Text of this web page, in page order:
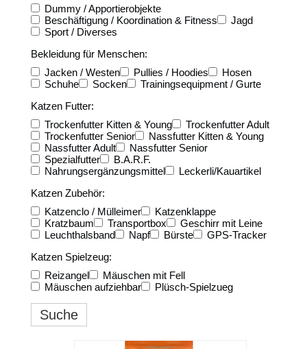
Dummy / Apportierobjekte
Beschäftigung / Koordination & Fitness
Jagd
Sport / Diverses
Bekleidung für Menschen:
Jacken / Westen
Pullies / Hoodies
Hosen
Schuhe
Socken
Trainingsequipment / Gurte
Katzen Futter:
Trockenfutter Kitten & Young
Trockenfutter Adult
Trockenfutter Senior
Nassfutter Kitten & Young
Nassfutter Adult
Nassfutter Senior
Spezialfutter
B.A.R.F.
Nahrungsergänzungsmittel
Leckerli/Kauartikel
Katzen Zubehör:
Katzenclo / Mülleimer
Katzenklappe
Kratzbaum
Transportbox
Geschirr mit Leine
Leuchthalsband
Napf Bürste
GPS-Tracker
Katzen Spielzeug:
Reizangel
Mäuschen mit Fell
Mäuschen aufziehbar
Plüsch-Spielzueg
Suche